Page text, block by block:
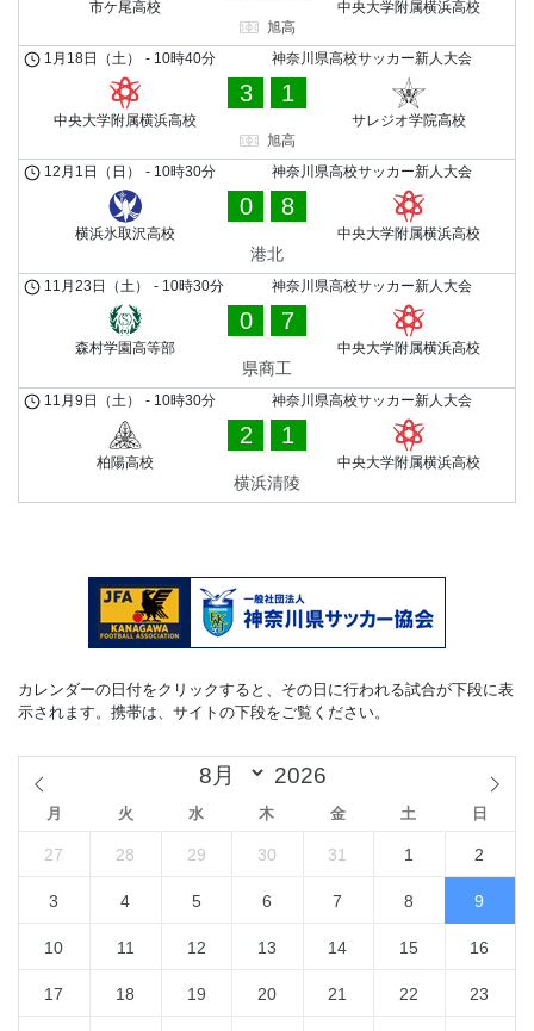
市ケ尾高校
中央大学附属横浜高校
旭高
神奈川県高校サッカー新人大会
1月18日（土） - 10時40分
中央大学附属横浜高校
3 1
サレジオ学院高校
旭高
神奈川県高校サッカー新人大会
12月1日（日） - 10時30分
横浜氷取沢高校
0 8
中央大学附属横浜高校
港北
神奈川県高校サッカー新人大会
11月23日（土） - 10時30分
森村学園高等部
0 7
中央大学附属横浜高校
県商工
神奈川県高校サッカー新人大会
11月9日（土） - 10時30分
柏陽高校
2 1
中央大学附属横浜高校
横浜清陵
カレンダーの日付をクリックすると、その日に行われる試合が下段に表
示されます。携帯は、サイトの下段をご覧ください。
月 火 水 木 金 土 日
27 28 29 30 31 1 2
3 4 5 6 7 8 9
10 11 12 13 14 15 16
17 18 19 20 21 22 23